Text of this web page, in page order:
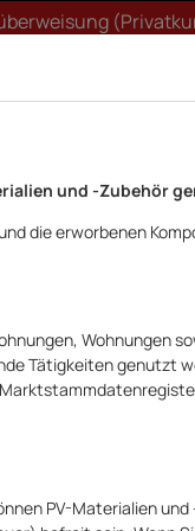
und -Zubehör
die erworbenen
Wohnungen
Tätigkeiten genutzt
PV-Materialien